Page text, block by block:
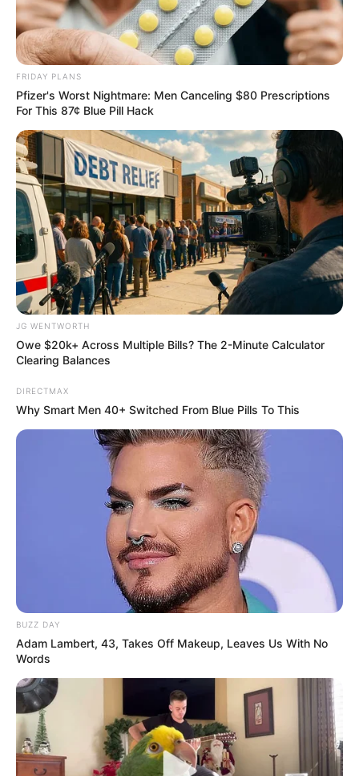
Who Will Be the Next James Bond? Here's What
We Know So Far
BRAINBERRIES
Why this ordinary drink is the secret to feeling
your best every day
You'll Be Amazed By The Blue Lagoon Stars Today
BRAINBERRIES
FRIDAY PLANS
Pfizer's Worst Nightmare: Men Canceling $80 Prescriptions
For This 87¢ Blue Pill Hack
JG WENTWORTH
Owe $20k+ Across Multiple Bills? The 2-Minute Calculator
Clearing Balances
DIRECTMAX
Why Smart Men 40+ Switched From Blue Pills To This
BUZZ DAY
Adam Lambert, 43, Takes Off Makeup, Leaves Us With No
Words